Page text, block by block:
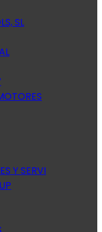
SL
Y SERVI